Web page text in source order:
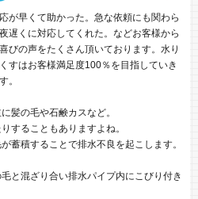
が早くて助かった。急な依頼にも関わら
遅くに対応してくれた。などお客様から
びの声をたくさん頂いております。水り
すはお客様満足度100％を目指していき
。
髪の毛や石鹸カスなど。
することもありますよね。
蓄積することで排水不良を起こします。
と混ざり合い排水パイプ内にこびり付き